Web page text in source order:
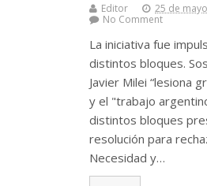
Editor 25 de
No Comment
La iniciativa fue
distintos bloques.
Javier Milei “lesiona
y el "trabajo
distintos bloques
resolución para
Necesidad y…